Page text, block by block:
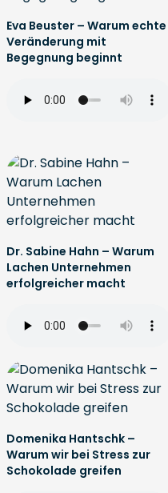
Eva Beuster – Warum echte
Veränderung mit
Begegnung beginnt
Dr. Sabine Hahn – Warum
Lachen Unternehmen
erfolgreicher macht
Domenika Hantschk –
Warum wir bei Stress zur
Schokolade greifen